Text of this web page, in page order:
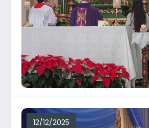
12/12/2025